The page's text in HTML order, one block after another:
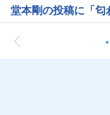
堂本剛の投稿に「匂